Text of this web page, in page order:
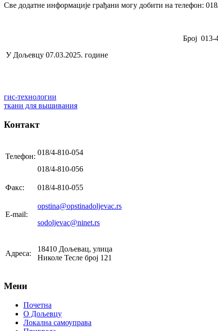
Све додатне информације грађани могу добити на телефон:
Број 013-
У Дољевцу 07.03.2025. године
гис-технологии
ткани для вышивания
Контакт
Телефон: 018/4-810-054
018/4-810-056
Факс: 018/4-810-055
E-mail:
opstina@opstinadoljevac.rs
sodoljevac@ninet.rs
Адреса:
18410 Дољевац, улица
Николе Тесле број 121
Мени
Почетна
О Дољевцу
Локална самоуправа